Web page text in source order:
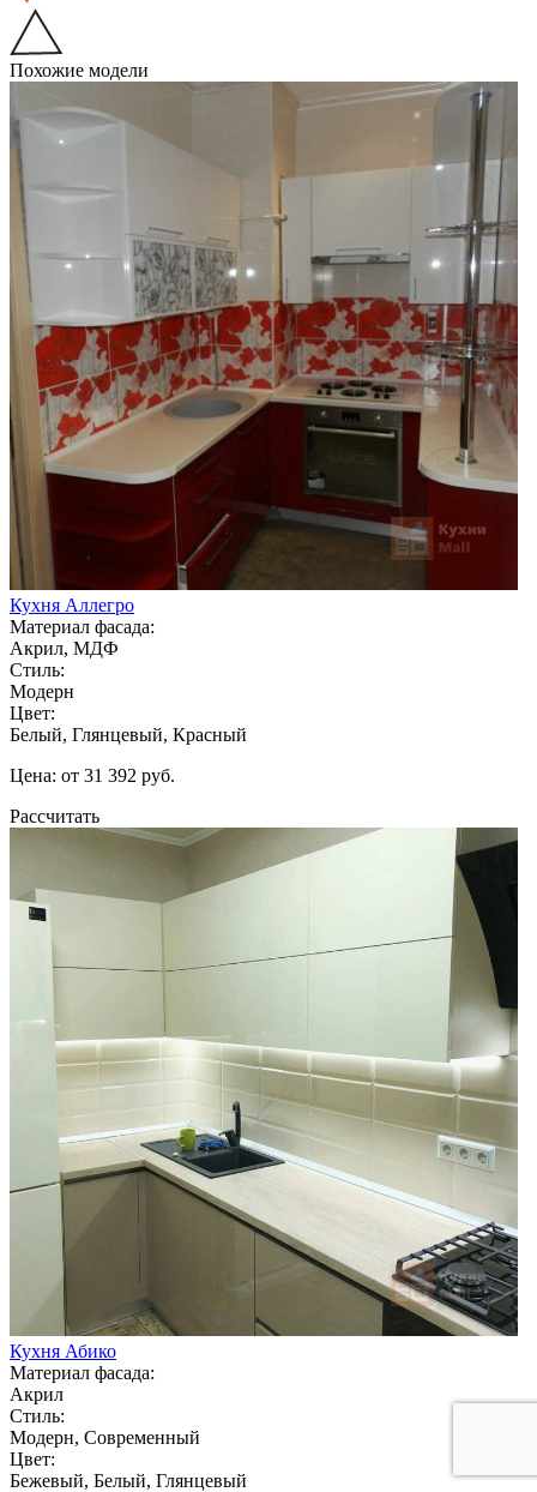
Похожие модели
Кухня Аллегро
Материал фасада:
Акрил, МДФ
Стиль:
Модерн
Цвет:
Белый, Глянцевый, Красный
Цена: от 31 392 руб.
Рассчитать
Кухня Абико
Материал фасада:
Акрил
Стиль:
Модерн, Современный
Цвет:
Бежевый, Белый, Глянцевый